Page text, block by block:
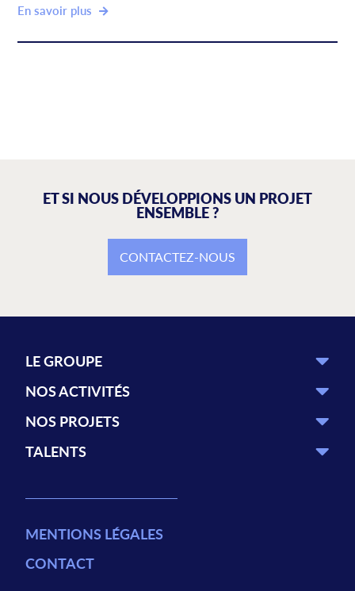
En savoir plus
ET SI NOUS DÉVELOPPIONS UN PROJET
ENSEMBLE ?
CONTACTEZ-NOUS
LE GROUPE
NOS ACTIVITÉS
NOS PROJETS
TALENTS
MENTIONS LÉGALES
CONTACT